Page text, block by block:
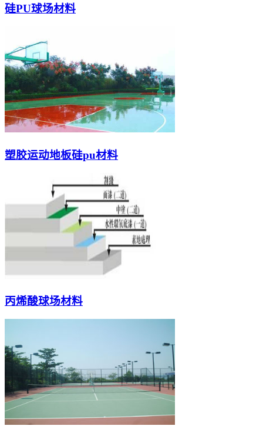
硅PU球场材料
塑胶运动地板硅pu材料
丙烯酸球场材料